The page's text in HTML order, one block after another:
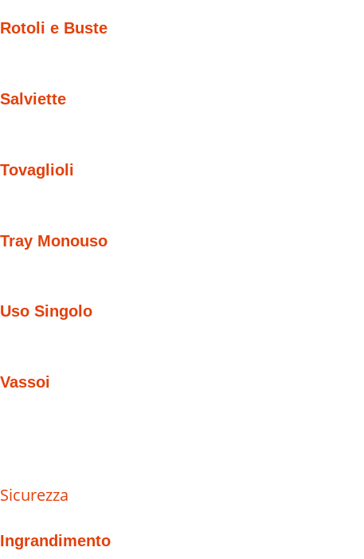
Rotoli e Buste
Salviette
Tovaglioli
Tray Monouso
Uso Singolo
Vassoi
Sicurezza
Ingrandimento